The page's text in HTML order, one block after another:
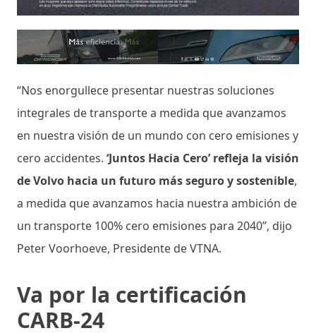
“Nos enorgullece presentar nuestras soluciones
integrales de transporte a medida que avanzamos
en nuestra visión de un mundo con cero emisiones y
cero accidentes. ‘Juntos Hacia Cero’ refleja la visión
de Volvo hacia un futuro más seguro y sostenible,
a medida que avanzamos hacia nuestra ambición de
un transporte 100% cero emisiones para 2040”, dijo
Peter Voorhoeve, Presidente de VTNA.
Va por la certificación
CARB-24